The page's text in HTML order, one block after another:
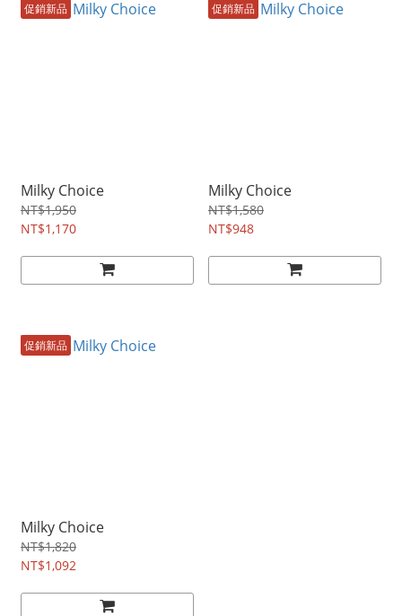
促銷新品
Milky Choice
NT$1,950
NT$1,170
促銷新品
Milky Choice
NT$1,580
NT$948
促銷新品
Milky Choice
NT$1,820
NT$1,092